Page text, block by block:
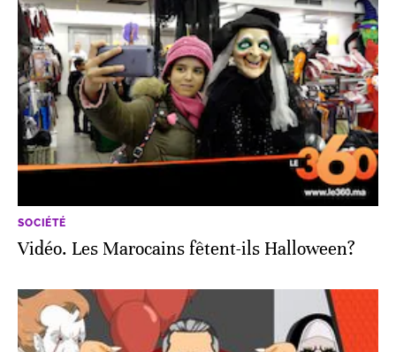
SOCIÉTÉ
Vidéo. Les Marocains fêtent-ils Halloween?